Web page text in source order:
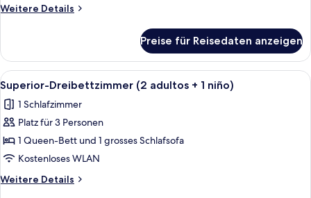
Weitere Details
Weitere
Doppelzimmer
Preise für Reisedaten anzeigen
Alle
Fotos
für
Superior-
Dreibettzimmer
(2
adultos
+
Zimmersafe, Schreibtisch,
5
Superior-Dreibettzimmer (2 adultos + 1 niño)
1 Schlafzimmer
Platz für 3 Personen
1 Queen-Bett und 1 grosses Schlafsofa
Kostenloses WLAN
Weitere Details
Weitere